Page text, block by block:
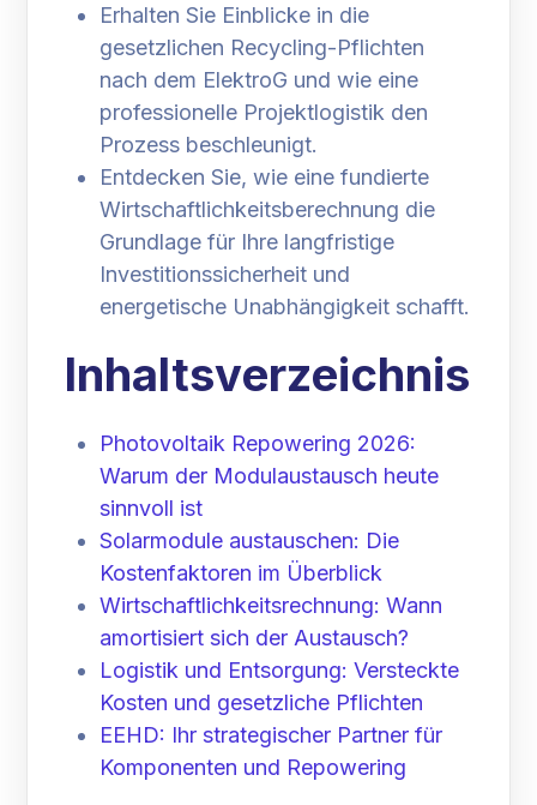
Erhalten Sie Einblicke in die
gesetzlichen Recycling-Pflichten
nach dem ElektroG und wie eine
professionelle Projektlogistik den
Prozess beschleunigt.
Entdecken Sie, wie eine fundierte
Wirtschaftlichkeitsberechnung die
Grundlage für Ihre langfristige
Investitionssicherheit und
energetische Unabhängigkeit schafft.
Inhaltsverzeichnis
Photovoltaik Repowering 2026:
Warum der Modulaustausch heute
sinnvoll ist
Solarmodule austauschen: Die
Kostenfaktoren im Überblick
Wirtschaftlichkeitsrechnung: Wann
amortisiert sich der Austausch?
Logistik und Entsorgung: Versteckte
Kosten und gesetzliche Pflichten
EEHD: Ihr strategischer Partner für
Komponenten und Repowering